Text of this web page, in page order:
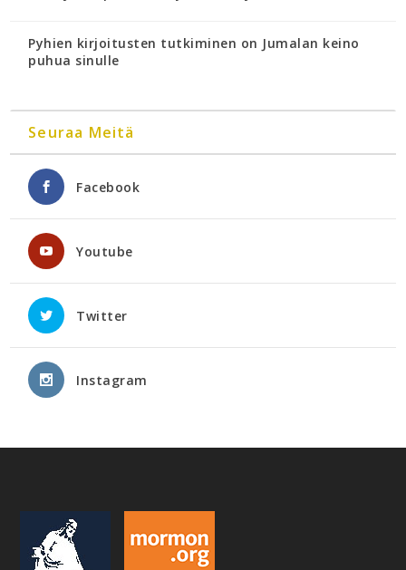
Pyhien kirjoitusten tutkiminen on Jumalan keino
puhua sinulle
Seuraa Meitä
Facebook
Youtube
Twitter
Instagram